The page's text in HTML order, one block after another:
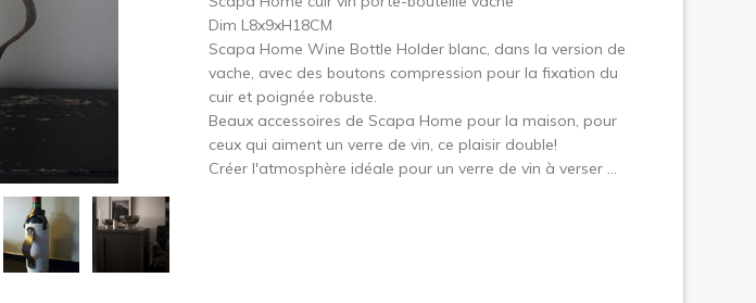
Dim L8x9xH18CM
Scapa Home Wine Bottle Holder blanc, dans la version de
vache, avec des boutons compression pour la fixation du
cuir et poignée robuste.
Beaux accessoires de Scapa Home pour la maison, pour
ceux qui aiment un verre de vin, ce plaisir double!
Créer l'atmosphère idéale pour un verre de vin à verser ...